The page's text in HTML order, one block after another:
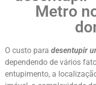
Metro
O custo para desentupir
dependendo de vários
entupimento, a